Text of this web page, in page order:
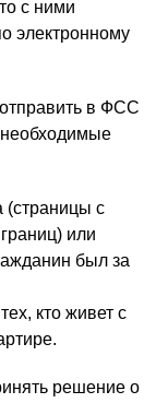
с ними
электронному
в ФСС
необходимые
(страницы с
или
был за
кто живет с
решение о